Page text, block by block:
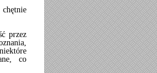
przez
co